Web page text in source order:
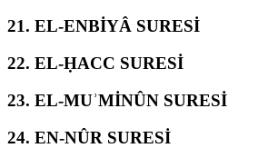
21. EL-ENBİYÂ SURESİ
22. EL-ḤACC SURESİ
23. EL-MUʾMİNÛN SURESİ
24. EN-NÛR SURESİ